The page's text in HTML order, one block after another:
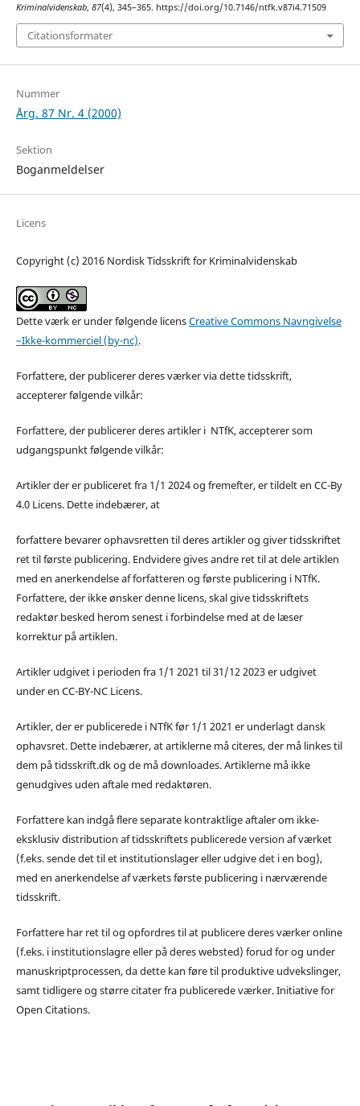
Kriminalvidenskab, 87(4), 345–365. https://doi.org/10.7146/ntfk.v87i4.71509
Citationsformater
Nummer
Årg. 87 Nr. 4 (2000)
Sektion
Boganmeldelser
Licens
Copyright (c) 2016 Nordisk Tidsskrift for Kriminalvidenskab
Dette værk er under følgende licensCreative Commons Navngivelse
–Ikke-kommerciel (by-nc).
Forfattere, der publicerer deres værker via dette tidsskrift,
accepterer følgende vilkår:
Forfattere, der publicerer deres artikler i NTfK, accepterer som
udgangspunkt følgende vilkår:
Artikler der er publiceret fra 1/1 2024 og fremefter, er tildelt en CC-By
4.0 Licens. Dette indebærer, at
forfattere bevarer ophavsretten til deres artikler og giver tidsskriftet
ret til første publicering. Endvidere gives andre ret til at dele artiklen
med en anerkendelse af forfatteren og første publicering i NTfK.
Forfattere, der ikke ønsker denne licens, skal give tidsskriftets
redaktør besked herom senest i forbindelse med at de læser
korrektur på artiklen.
Artikler udgivet i perioden fra 1/1 2021 til 31/12 2023 er udgivet
under en CC-BY-NC Licens.
Artikler, der er publicerede i NTfK før 1/1 2021 er underlagt dansk
ophavsret. Dette indebærer, at artiklerne må citeres, der må linkes til
dem på tidsskrift.dk og de må downloades. Artiklerne må ikke
genudgives uden aftale med redaktøren.
Forfattere kan indgå flere separate kontraktlige aftaler om ikke-
eksklusiv distribution af tidsskriftets publicerede version af værket
(f.eks. sende det til et institutionslager eller udgive det i en bog),
med en anerkendelse af værkets første publicering i nærværende
tidsskrift.
Forfattere har ret til og opfordres til at publicere deres værker online
(f.eks. i institutionslagre eller på deres websted) forud for og under
manuskriptprocessen, da dette kan føre til produktive udvekslinger,
samt tidligere og større citater fra publicerede værker. Initiative for
Open Citations.